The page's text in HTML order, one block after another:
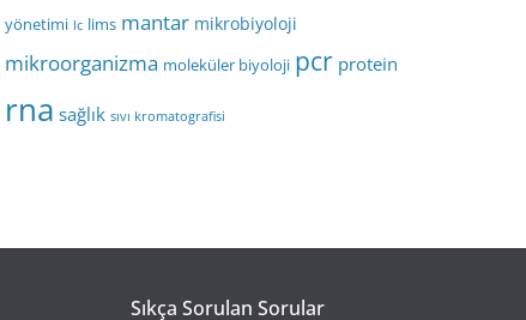
yönetimi lc lims mantar mikrobiyoloji
mikroorganizma moleküler biyoloji pcr protein
rna sağlık sıvı kromatografisi
Sıkça Sorulan Sorular